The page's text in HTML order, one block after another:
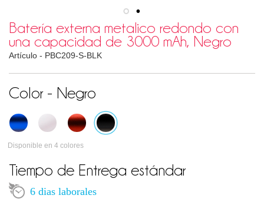
Batería externa metalico redondo con
una capacidad de 3000 mAh, Negro
Artículo - PBC209-S-BLK
Color - Negro
Disponible en 4 colores
Tiempo de Entrega estándar
6 dias laborales